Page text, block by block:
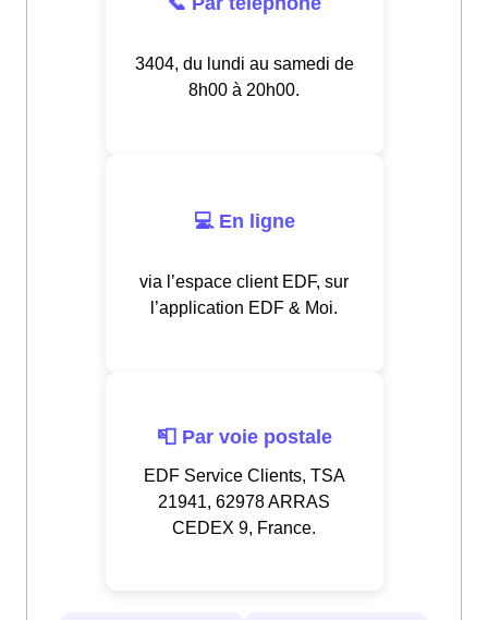
3404, du lundi au samedi de
8h00 à 20h00.
💻 En ligne
via l’espace client EDF, sur
l’application EDF & Moi.
📮 Par voie postale
EDF Service Clients, TSA
21941, 62978 ARRAS
CEDEX 9, France.